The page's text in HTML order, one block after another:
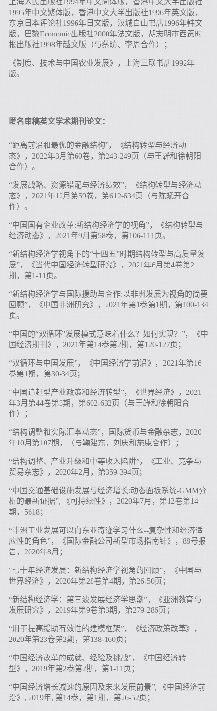
1995年中文繁体版，香港中文大学出版社1996年英文版，
东京日本评论社1996年日文版，汉城白山书店1996年韩文
版，巴黎Economic出版社2000年法文版，胡志明市西贡时
报出版社1998年越文版（与蔡昉、李周合作）；
《制度、技术与中国农业发展》，上海三联书店1992年
版。
匿名审稿英文学术期刊论文：
“距离前沿和最优的金融结构”，《结构转型与经济动
态》，2022年3月第60卷，第243-249页（与王韡和徐朝阳
合作）。
“发展战略、资源错配与经济绩效”，《结构转型与经济动
态》，2021年12月第59卷，第612-634页（与陈斌开合
作）。
“中国国有企业改革:新结构经济学的视角”，《结构转型与
经济动态》，2021年9月第58卷，第106-111页。
“新结构经济学视角下的“十四五”时期结构转型与高质量发
展”，《当代中国经济转型研究》，2021年6月第4卷第2
期，第1-11页。
“新结构经济学与国际援助与合作:以非洲发展为视角的简要
回顾”，《中国非洲研究》，2021年第1卷第1期，第100-134
页。
“中国的“双循环”发展模式意味着什么？如何实现？”，《中
国经济期刊》，2021年第14卷第2期，第120-127页；
“双循环与中国发展”，《中国经济学前沿》，2021年第16
卷第1期，第30-34页；
“中国追赶型产业政策和经济转型”，《世界经济》，2021
年3月第44卷第3期，第602-632页（与王韡和徐朝阳合
作）；
“结构调整和实际汇率动态”，国际货币与金融杂志，2020
年10月第107期，（与鞠建东，刘庆和施康合作）；
“结构调整、产业升级和中等收入陷阱”，《工业、竞争与
贸易杂志》，2020年2月，第359-394页；
“中国交通基础设施发展与经济增长:动态面板系统-GMM分
析的最新证据”, 《可持续性》，2020年7月，第12卷第14
期，5618；
“非洲工业发展可以向东亚奇迹学习什么--复杂性和经济适
应性的角色”，《国际金融公司新型市场指南针》，88号报
告，2020年8月；
“七十年经济发展：新结构经济学视角的回顾”，《中国与
世界经济》，2020年第28卷第4期，第26-50页；
“新结构经济学：第三波发展经济学思潮”，《亚洲教育与
发展研究》，2019年第9卷第3期，第279-286页；
“用于提高援助有效性的建模框架”，《经济政策改革》，
2020年第23卷第2期，第138-160页；
“中国经济改革的成就、经验及挑战”，《中国经济转
型》，2019年第2卷第2期，第1-11页；
“中国经济增长减速的原因及未来发展前景”, 《中国经济前
沿》, 2019年, 第14卷，第1期，第26-52页；